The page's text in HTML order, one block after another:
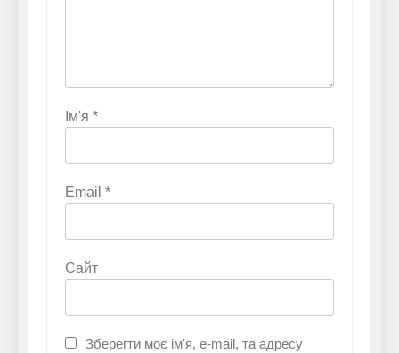
Ім'я *
Email *
Сайт
Зберегти моє ім'я, e-mail, та адресу